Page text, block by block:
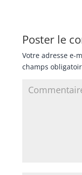
Poster le
Votre adresse e-
champs